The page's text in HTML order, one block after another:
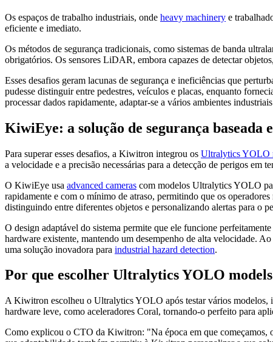
Os espaços de trabalho industriais, onde heavy machinery e
eficiente e imediato.
Os métodos de segurança tradicionais, como sistemas de banda
obrigatórios. Os sensores LiDAR, embora capazes de detectar
Esses desafios geram lacunas de segurança e ineficiências que
pudesse distinguir entre pedestres, veículos e placas, enquanto
processar dados rapidamente, adaptar-se a vários ambientes
KiwiEye: a solução de segurança
Para superar esses desafios, a Kiwitron integrou os Ultralytics YOLO
a velocidade e a precisão necessárias para a detecção de perigos em
O KiwiEye usa advanced cameras com modelos Ultralytics YOLO
rapidamente e com o mínimo de atraso, permitindo que os
distinguindo entre diferentes objetos e personalizando alertas para o
O design adaptável do sistema permite que ele funcione
hardware existente, mantendo um desempenho de alta velocidade.
uma solução inovadora para industrial hazard detection.
Por que escolher Ultralytics YOLO
A Kiwitron escolheu o Ultralytics YOLO após testar vários
hardware leve, como aceleradores Coral, tornando-o perfeito para
Como explicou o CTO da Kiwitron: "Na época em que começamos,